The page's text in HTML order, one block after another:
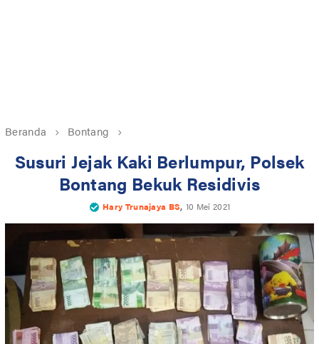
Beranda Bontang
Susuri Jejak Kaki Berlumpur, Polsek
Bontang Bekuk Residivis
Hary Trunajaya BS, 10 Mei 2021